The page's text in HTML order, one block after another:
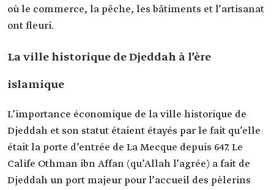
où le commerce, la pêche, les bâtiments et l’artisanat
ont fleuri.
La ville historique de Djeddah à l’ère
islamique
L’importance économique de la ville historique de
Djeddah et son statut étaient étayés par le fait qu’elle
était la porte d’entrée de La Mecque depuis 647. Le
Calife Othman ibn Affan (qu’Allah l’agrée) a fait de
Djeddah un port majeur pour l’accueil des pèlerins